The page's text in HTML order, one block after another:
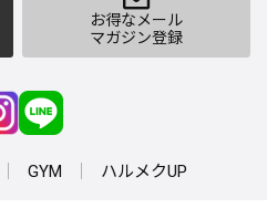
お得なメール
マガジン登録
GYM ハルメクUP